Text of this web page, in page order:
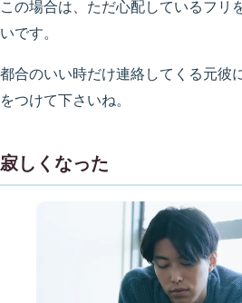
この場合は、ただ心配しているフリ
いです。
都合のいい時だけ連絡してくる元彼
をつけて下さいね。
寂しくなった